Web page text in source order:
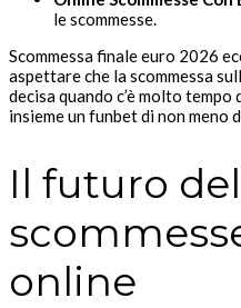
le scommesse.
Scommessa finale euro 2026
aspettare che la scommessa
decisa quando c’è molto
insieme un funbet di non meno
Il futuro
online